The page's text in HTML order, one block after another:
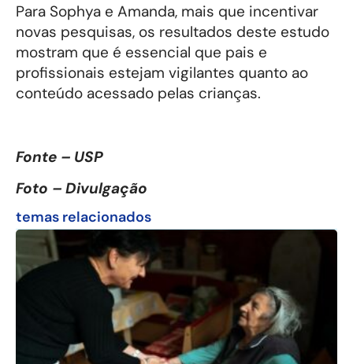
Para Sophya e Amanda, mais que incentivar
novas pesquisas, os resultados deste estudo
mostram que é essencial que pais e
profissionais estejam vigilantes quanto ao
conteúdo acessado pelas crianças.
Fonte – USP
Foto – Divulgação
temas relacionados